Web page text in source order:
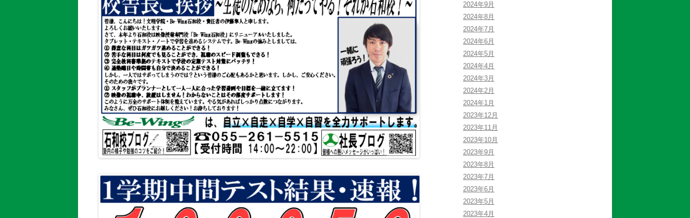
2024年9月
2024年8月
2024年7月
2024年6月
2024年5月
2024年4月
2024年3月
2024年2月
2024年1月
2023年12月
2023年11月
2023年10月
2023年9月
2023年8月
2023年7月
2023年6月
2023年5月
2023年4月